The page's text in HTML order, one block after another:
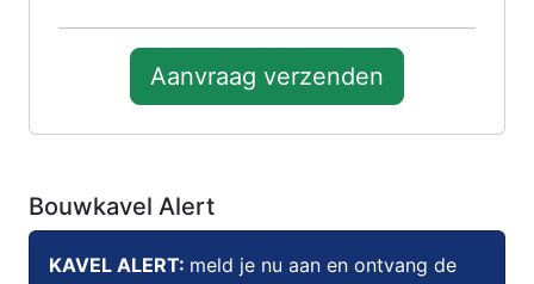
Aanvraag verzenden
Bouwkavel Alert
KAVEL ALERT: meld je nu aan en ontvang de